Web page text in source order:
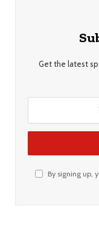
Get the latest
By signing up,